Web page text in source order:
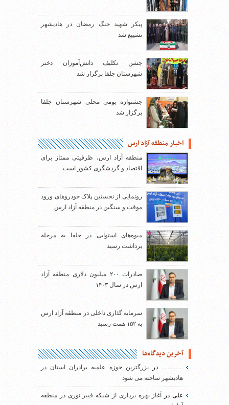
پیکر شهید جنگ رمضان در هادیشهر
تشییع شد
جشن تکلیف دانش‌آموزان دختر
شهرستان جلفا برگزار شد
جشنواره بومی محلی شهرستان جلفا
برگزار شد
اخبار منطقه آزاد ارس
منطقه آزاد ارس، ظرفیتی ممتاز برای
اقتصاد و گردشگری کشور است
رونمایی از نخستین پلاک خودروهای ورود
موقت و سنگین در منطقه آزاد ارس
میوه‌های استوایی در جلفا به مرحله
برداشت رسید
صادرات ۲۰۰ میلیون دلاری منطقه آزاد
ارس در سال ۱۴۰۳
سرمایه گذاری داخلی در منطقه آزاد ارس
به ۱۵۲ همت رسید
آخرین دیدگاه‌ها
..............دربزرگترین حوزه علمیه برادران استان در
هادیشهر ساخته می شود
علیدر
آغاز بهره برداری از شبکه فیبر نوری در منطقه